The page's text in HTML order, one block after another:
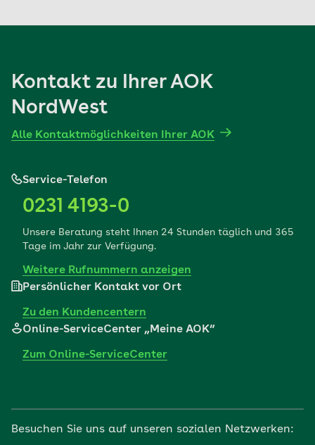
Kontakt zu Ihrer AOK
NordWest
Alle Kontaktmöglichkeiten Ihrer AOK
Service-Telefon
0231 4193-0
Unsere Beratung steht Ihnen 24 Stunden täglich und 365
Tage im Jahr zur Verfügung.
Weitere Rufnummern anzeigen
Persönlicher Kontakt vor Ort
Zu den Kundencentern
Online-ServiceCenter „Meine AOK“
Zum Online-ServiceCenter
Besuchen Sie uns auf unseren sozialen Netzwerken: